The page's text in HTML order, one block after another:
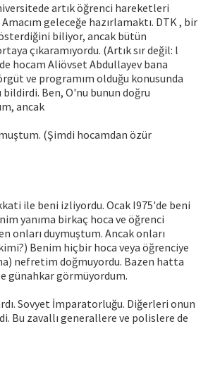
artık öğrenci hareketleri
geleceğe hazırlamaktı. DTK , bir
biliyor, ancak bütün
çıkaramıyordu. (Artık sır değil: l
hocam Aliövset Abdullayev bana
ve programım olduğu konusunda
Ben, O'nu bunun doğru
ancak
(Şimdi hocamdan özür
ile beni izliyordu. Ocak I975'de beni
yanıma birkaç hoca ve öğrenci
onları duymuştum. Ancak onları
Benim hiçbir hoca veya öğrenciye
nefretim doğmuyordu. Bazen hatta
günahkar görmüyordum.
Sovyet İmparatorluğu. Diğerleri onun
Bu zavallı generallere ve polislere de